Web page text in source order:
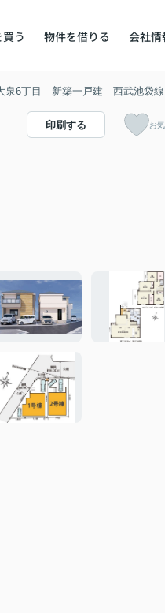
う 物件を借りる 会社情
泉6丁目 新築一戸建 西武池袋
印刷する お